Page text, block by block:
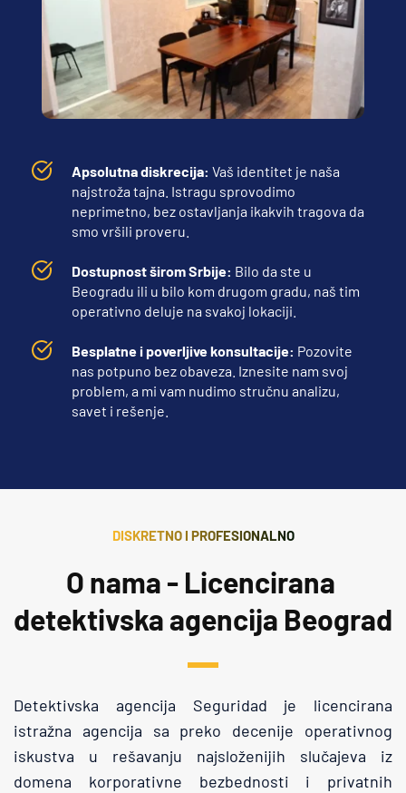
Apsolutna diskrecija: Vaš identitet je naša
najstroža tajna. Istragu sprovodimo
neprimetno, bez ostavljanja ikakvih tragova da
smo vršili proveru.
Dostupnost širom Srbije: Bilo da ste u
Beogradu ili u bilo kom drugom gradu, naš tim
operativno deluje na svakoj lokaciji.
Besplatne i poverljive konsultacije: Pozovite
nas potpuno bez obaveza. Iznesite nam svoj
problem, a mi vam nudimo stručnu analizu,
savet i rešenje.
DISKRETNO I PROFESIONALNO
O nama - Licencirana
detektivska agencija Beograd
Detektivska agencija Seguridad je licencirana
istražna agencija sa preko decenije operativnog
iskustva u rešavanju najsloženijih slučajeva iz
domena korporativne bezbednosti i privatnih